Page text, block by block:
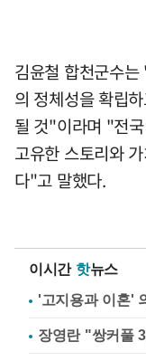
김윤철 합천군수
의 정체성을 확립
될 것"이라며 "전
고유한 스토리와
다"고 말했다.
이시간 핫뉴스
'고지용과 이혼'
장영란 "쌍커풀